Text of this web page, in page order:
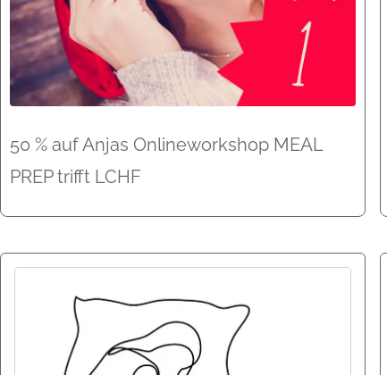
50 % auf Anjas Onlineworkshop MEAL
PREP trifft LCHF